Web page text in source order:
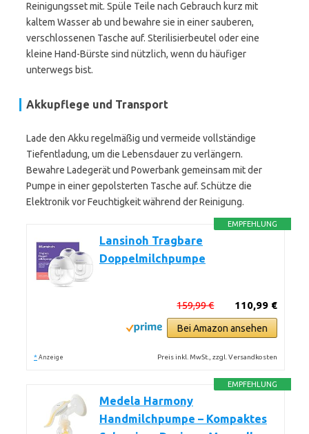
Reinigungsset mit. Spüle Teile nach Gebrauch kurz mit
kaltem Wasser ab und bewahre sie in einer sauberen,
verschlossenen Tasche auf. Sterilisierbeutel oder eine
kleine Hand-Bürste sind nützlich, wenn du häufiger
unterwegs bist.
Akkupflege und Transport
Lade den Akku regelmäßig und vermeide vollständige
Tiefentladung, um die Lebensdauer zu verlängern.
Bewahre Ladegerät und Powerbank gemeinsam mit der
Pumpe in einer gepolsterten Tasche auf. Schütze die
Elektronik vor Feuchtigkeit während der Reinigung.
EMPFEHLUNG
Lansinoh Tragbare
Doppelmilchpumpe
110,99 €
159,99 €
Bei Amazon ansehen
* Anzeige Preis inkl. MwSt., zzgl. Versandkosten
EMPFEHLUNG
Medela Harmony
Handmilchpumpe – Kompaktes